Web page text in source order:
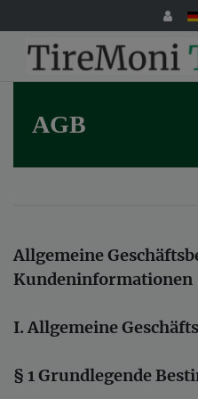
AGB
Allgemeine
Kundeninformationen
I. Allgemeine
§ 1 Grundlegende